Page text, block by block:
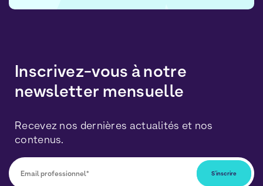
Inscrivez-vous à notre
newsletter mensuelle
Recevez nos dernières actualités et nos
contenus.